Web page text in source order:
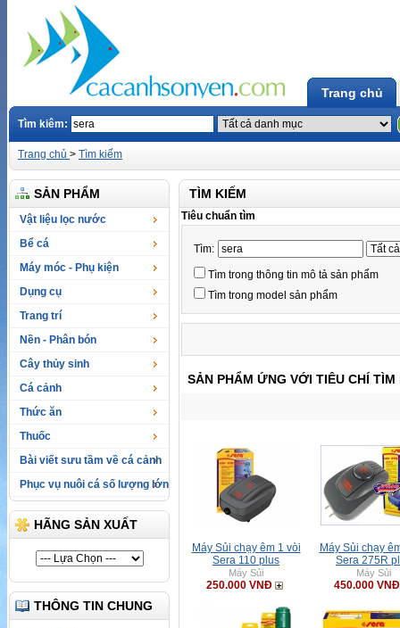
Trang chủ
Tìm kiêm:
Trang chủ > Tìm kiếm
SẢN PHẨM
Vật liệu lọc nước
Bể cá
Máy móc - Phụ kiện
Dụng cụ
Trang trí
Nền - Phân bón
Cây thủy sinh
Cá cảnh
Thức ăn
Thuốc
Bài viết sưu tầm về cá cảnh
Phục vụ nuôi cá số lượng lớn
HÃNG SẢN XUẤT
THÔNG TIN CHUNG
TÌM KIẾM
Tiêu chuẩn tìm
Tìm:
Tìm trong thông tin mô tả sản phẩm
Tìm trong model sản phẩm
SẢN PHẨM ỨNG VỚI TIÊU CHÍ TÌM
Máy Sủi chạy êm 1 vòi
Sera 110 plus
Máy Sủi
250.000 VNĐ
Máy Sủi chạy
Sera 275R
Máy Sủi
450.000 VNĐ